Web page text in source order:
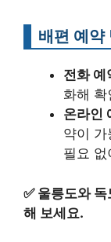
배편 예약
전화 예
화해 확
온라인
약이
필요
✅ 울릉도와 독
해 보세요.